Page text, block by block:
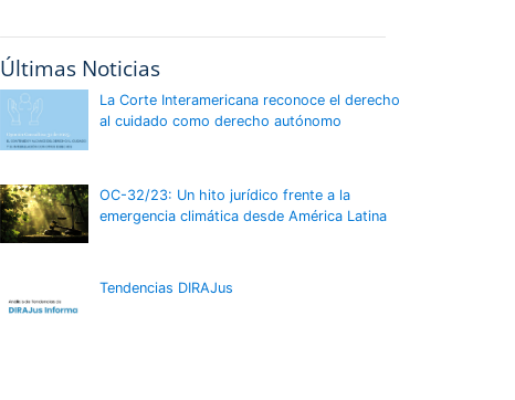
Últimas Noticias
La Corte Interamericana reconoce el derecho
al cuidado como derecho autónomo
OC-32/23: Un hito jurídico frente a la
emergencia climática desde América Latina
Tendencias DIRAJus